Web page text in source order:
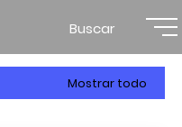
Buscar
Mostrar todo